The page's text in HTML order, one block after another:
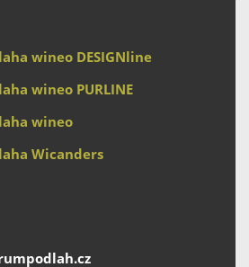
wineo DESIGNline
wineo PURLINE
wineo
Wicanders